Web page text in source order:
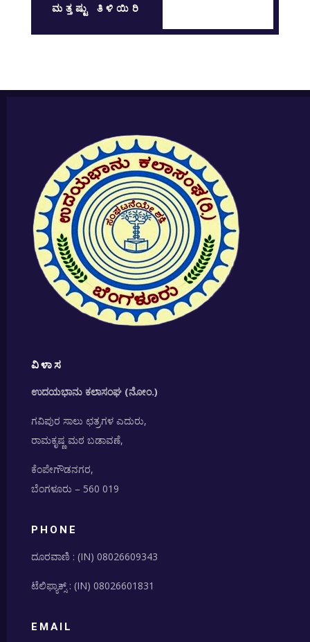
ಮತ್ತಷ್ಟು ತಿಳಿಯಿರಿ
ವಿಳಾಸ
ಉದಯಭಾನು ಕಲಾಸಂಘ (ನೋಂ.)
ಗವಿಪುರ ಸಾಲು ಛತ್ರಗಳ ಎದುರು,
ರಾಮಕೃಷ್ಣ ಮಠ ಬಡಾವಣೆ,
ಕೆಂಪೇಗೌಡನಗರ,
ಬೆಂಗಳೂರು – 560 019
PHONE
ದೂರವಾಣಿ : (IN) 08026609343
ಟೆಲಿಫ್ಯಾಕ್ಸ್ : (IN) 08026601831
EMAIL